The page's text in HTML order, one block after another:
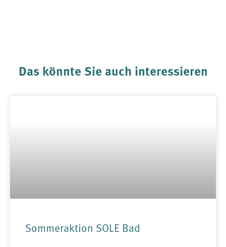
Das könnte Sie auch interessieren
Sommeraktion SOLE Bad